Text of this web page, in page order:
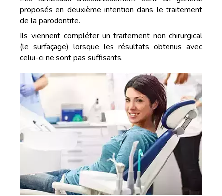
proposés en deuxième intention dans le traitement
de la parodontite.
Ils viennent compléter un traitement non chirurgical
(le surfaçage) lorsque les résultats obtenus avec
celui-ci ne sont pas suffisants.